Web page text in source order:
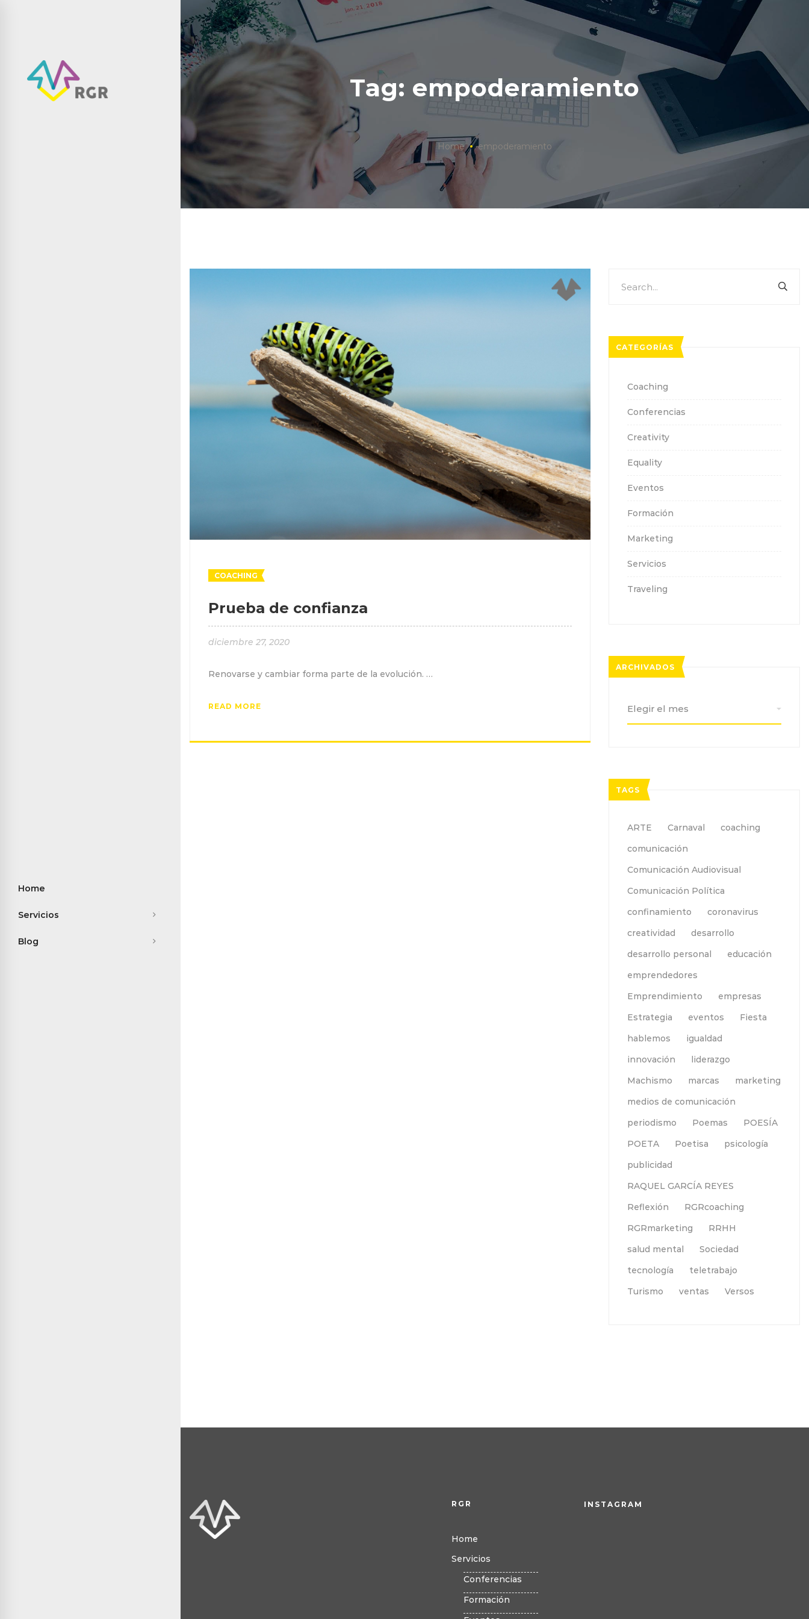
Home
Servicios
Blog
Tag: empoderamiento
Home empoderamiento
COACHING
Prueba de confianza
diciembre 27, 2020
Renovarse y cambiar forma parte de la evolución. …
READ MORE
for:
CATEGORÍAS
Coaching
Conferencias
Creativity
Equality
Eventos
Formación
Marketing
Servicios
Traveling
ARCHIVADOS
TAGS
ARTE Carnaval
coaching
comunicación
Comunicación Audiovisual
Comunicación Política
confinamiento
coronavirus
creatividad
desarrollo
desarrollo personal
educación
emprendedores
Emprendimiento
empresas
Estrategia
eventos
Fiesta
hablemos
igualdad
innovación
liderazgo
Machismo
marcas
marketing
medios de comunicación
periodismo
Poemas
POESÍA
POETA
Poetisa
psicología
publicidad
RAQUEL GARCÍA REYES
Reflexión
RGRcoaching
RGRmarketing
RRHH
salud mental
Sociedad
tecnología
teletrabajo
Turismo
ventas Versos
RGR
Home
Servicios
Conferencias
Formación
INSTAGRAM